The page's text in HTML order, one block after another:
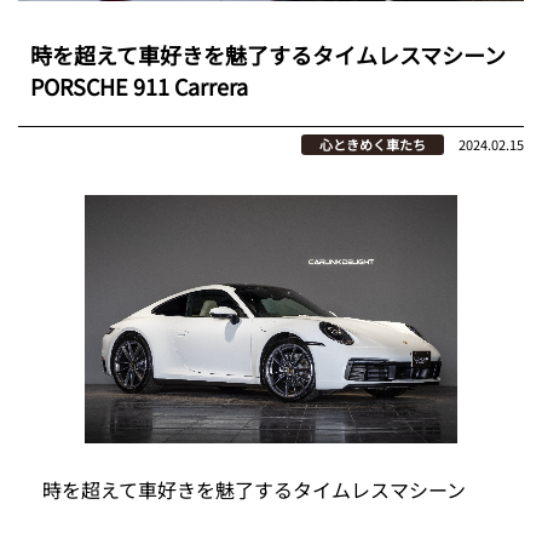
時を超えて車好きを魅了するタイムレスマシーン
PORSCHE 911 Carrera
心ときめく車たち 2024.02.15
時を超えて車好きを魅了するタイムレスマシーン